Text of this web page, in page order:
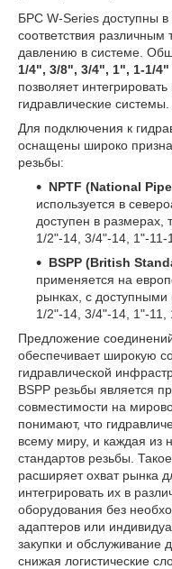
БРС W-Series доступны в
соответствия
давлению в системе.
1/4", 3/8", 3/4", 1", 1-1/4"
позволяет
гидравлические системы.
Для подключения к
оснащены широко
резьбы:
NPTF (National
используется в
доступен в размерах,
1/2"-14, 3/4"-14, 1"-11-
BSPP (British
применяется на
рынках, с
1/2"-14, 3/4"-14, 1"-11,
Предложение
обеспечивает широкую
гидравлической
BSPP резьбы является
совместимости на
понимают, что
всему миру, и каждая из
стандартов резьбы.
расширяет охват рынка
интегрировать их в
оборудования без
адаптеров или
закупки и обслуживание
снижая логистические